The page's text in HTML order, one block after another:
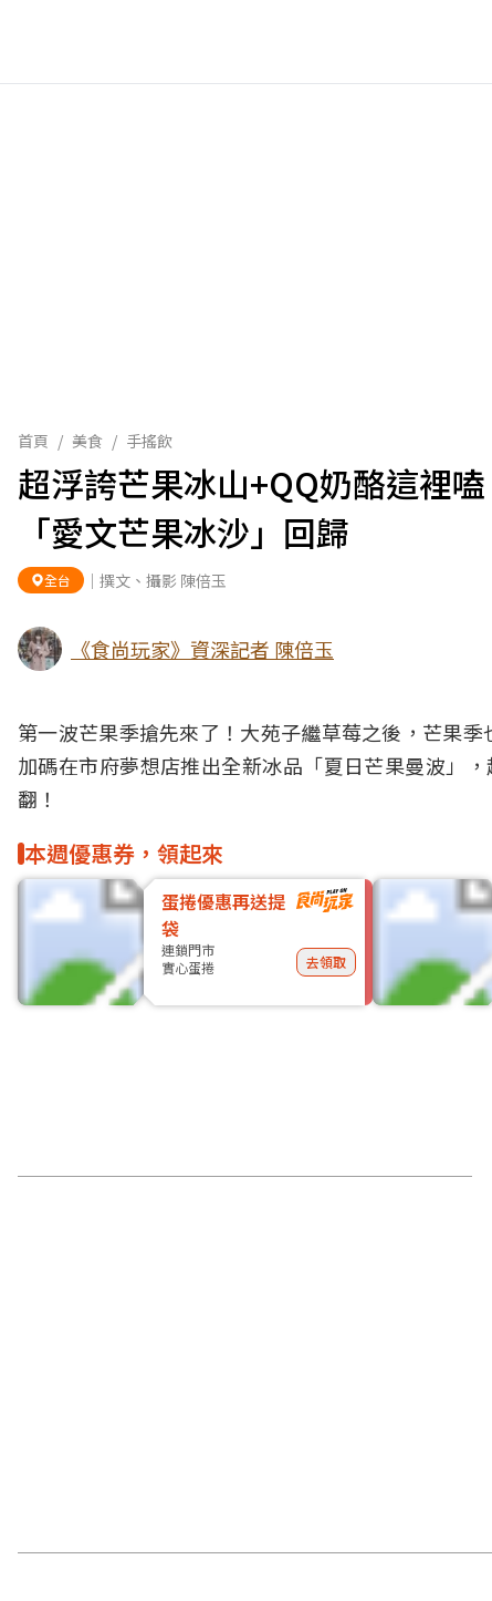
首頁 / 美食 / 手搖飲
超浮誇芒果冰山+QQ奶酪這裡
「愛文芒果冰沙」回歸
全台 ｜撰文、攝影 陳倍玉
《食尚玩家》資深記者 陳倍玉
第一波芒果季搶先來了！ 大苑子繼草莓之後，芒果
加碼在市府夢想店推出全新冰品「夏日芒果曼波」
翻！
本週優惠券，領起來
蛋捲優惠再送提
袋
連鎖門市
實心蛋捲
去領取